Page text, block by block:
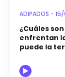
ADIPADOS -
¿Cuáles
enfrentan
puede la